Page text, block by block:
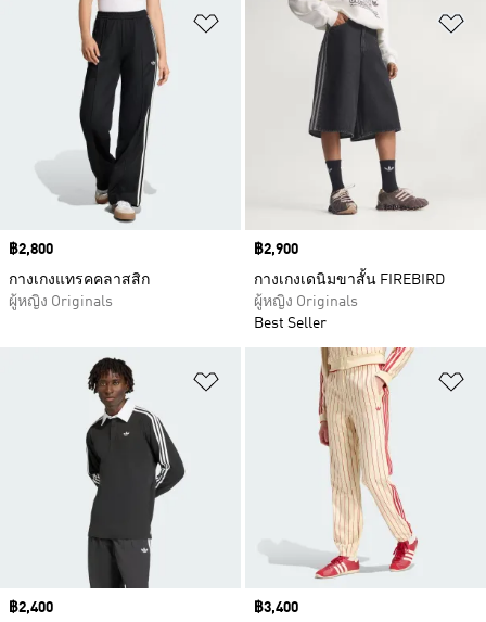
เพิ่มไปยังรายการสินค้าโปรด
Price
฿2,800
กางเกงแทรคคลาสสิก
ผู้หญิง Originals
Price
฿2,900
กางเกงเดนิมขาสั้น FIREBIRD
ผู้หญิง Originals
Best Seller
เพิ่มไปยังรายการสินค้าโปรด
Price
฿2,400
Price
฿3,400